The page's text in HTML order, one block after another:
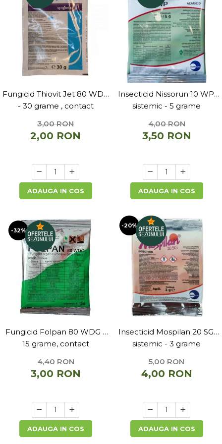
Accesorii si consumabile scule
pneumatice
Cricuri pneumatice
Prese Hidraulice
Prese de rulmenti hidraulice
Prese de indoit tevi hidraulice
Echipamente electrice
Benzi izolatoare
Role Prelungitoare
Echipamente auto
Podele hidraulice & Presa de banc
& Truse reparatii caroserie
Cabluri si incarcatoare acumulator
Chinga ancorare
Depozitare si organizare
Freza de zapada
Echipamente de curatenie
Fungicid Thiovit Jet 80 WDG
- 30 grame , contact
3,00 RON
2,00 RON
ADAUGA IN COS
Insecticid Nissorun 10 WP,
sistemic - 5 grame
4,00 RON
3,50 RON
ADAUGA IN COS
-32%
Fungicid Folpan 80 WDG -
15 grame, contact
4,40 RON
3,00 RON
ADAUGA IN COS
-20%
Insecticid Mospilan 20 SG,
sistemic - 3 grame
5,00 RON
4,00 RON
ADAUGA IN COS